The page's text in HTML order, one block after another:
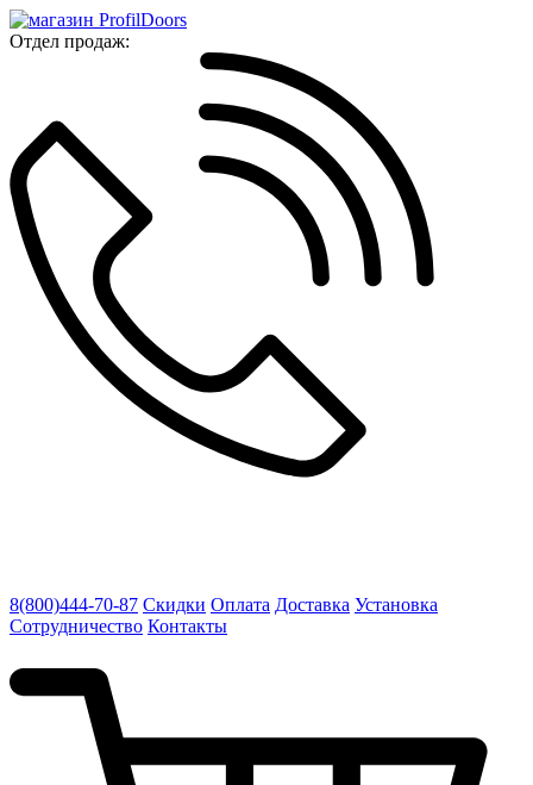
Отдел продаж:
8(800)444-70-87 Скидки Оплата Доставка Установка
Сотрудничество Контакты